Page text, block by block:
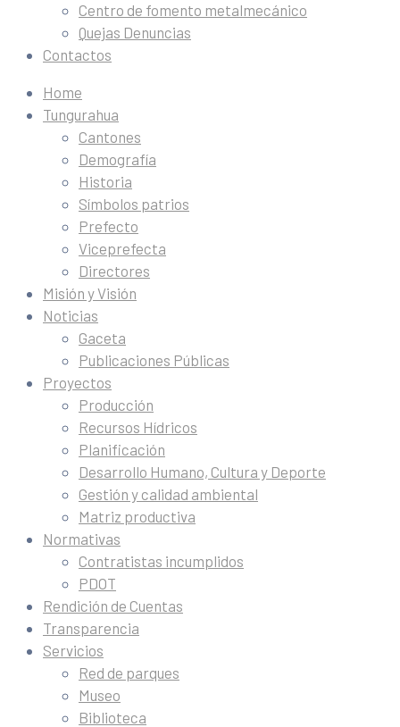
Centro de fomento metalmecánico
Quejas Denuncias
Contactos
Home
Tungurahua
Cantones
Demografía
Historia
Símbolos patrios
Prefecto
Viceprefecta
Directores
Misión y Visión
Noticias
Gaceta
Publicaciones Públicas
Proyectos
Producción
Recursos Hídricos
Planificación
Desarrollo Humano, Cultura y Deporte
Gestión y calidad ambiental
Matriz productiva
Normativas
Contratistas incumplidos
PDOT
Rendición de Cuentas
Transparencia
Servicios
Red de parques
Museo
Biblioteca